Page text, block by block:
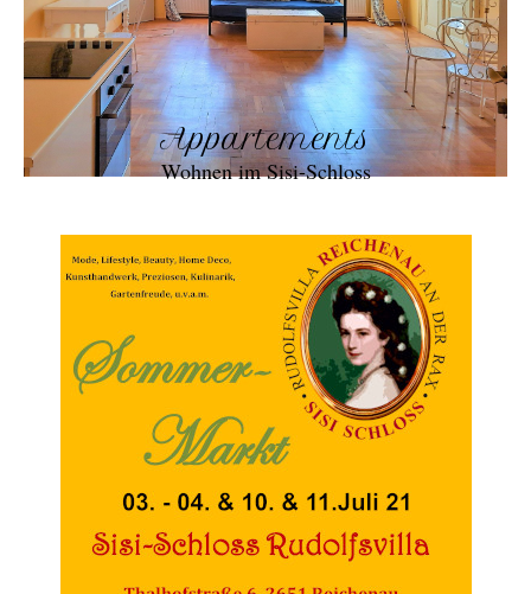
Appartements
Wohnen im Sisi-Schloss